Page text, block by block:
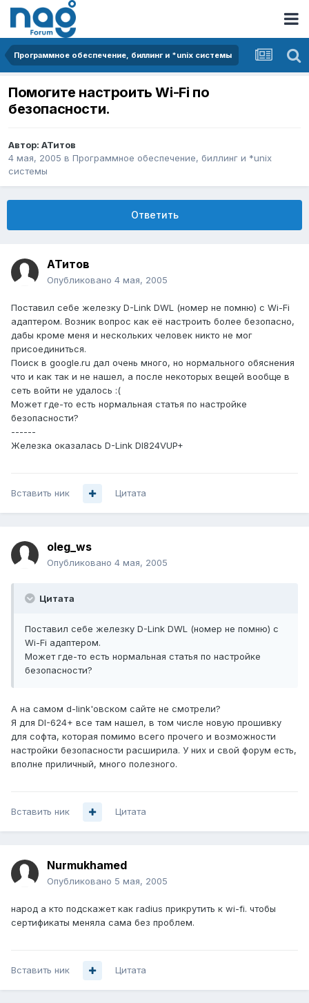
Программное обеспечение, биллинг и *unix системы
Помогите настроить Wi-Fi по
безопасности.
Автор: АТитов
4 мая, 2005 в Программное обеспечение, биллинг и *unix
системы
Ответить
АТитов
Опубликовано 4 мая, 2005
Поставил себе железку D-Link DWL (номер не помню) с Wi-Fi
адаптером. Возник вопрос как её настроить более безопасно,
дабы кроме меня и нескольких человек никто не мог
присоединиться.
Поиск в google.ru дал очень много, но нормального обяснения
что и как так и не нашел, а после некоторых вещей вообще в
сеть войти не удалось :(
Может где-то есть нормальная статья по настройке
безопасности?
------
Железка оказалась D-Link DI824VUP+
Вставить ник Цитата
oleg_ws
Опубликовано 4 мая, 2005
Цитата
Поставил себе железку D-Link DWL (номер не помню) с
Wi-Fi адаптером.
Может где-то есть нормальная статья по настройке
безопасности?
А на самом d-link'овском сайте не смотрели?
Я для DI-624+ все там нашел, в том числе новую прошивку
для софта, которая помимо всего прочего и возможности
настройки безопасности расширила. У них и свой форум есть,
вполне приличный, много полезного.
Вставить ник Цитата
Nurmukhamed
Опубликовано 5 мая, 2005
народ а кто подскажет как radius прикрутить к wi-fi. чтобы
сертификаты меняла сама без проблем.
Вставить ник Цитата